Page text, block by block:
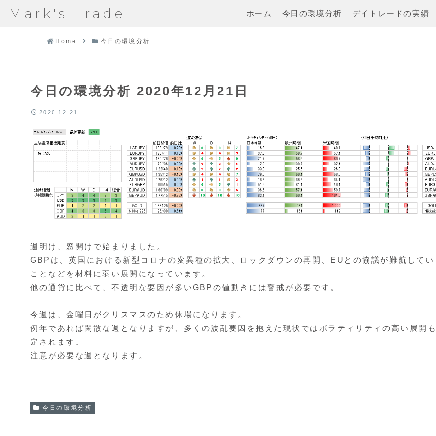
Mark's Trade ホーム 今日の環境分析 デイトレードの実績
Home 今日の環境分析
今日の環境分析 2020年12月21日
2020.12.21
週明け、窓開けで始まりました。
GBPは、英国における新型コロナの変異種の拡大、ロックダウンの再開、EUとの協議が難航してい
ことなどを材料に弱い展開になっています。
他の通貨に比べて、不透明な要因が多いGBPの値動きには警戒が必要です。
今週は、金曜日がクリスマスのため休場になります。
例年であれば閑散な週となりますが、多くの波乱要因を抱えた現状ではボラティリティの高い展開
定されます。
注意が必要な週となります。
今日の環境分析